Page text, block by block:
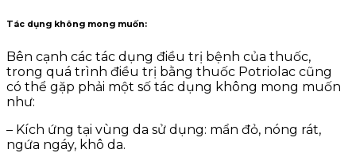
Tác dụng không mong muốn:
Bên cạnh các tác dụng điều trị bệnh của thuốc,
trong quá trình điều trị bằng thuốc Potriolac cũng
có thể gặp phải một số tác dụng không mong muốn
như:
– Kích ứng tại vùng da sử dụng: mẩn đỏ, nóng rát,
ngứa ngáy, khô da.